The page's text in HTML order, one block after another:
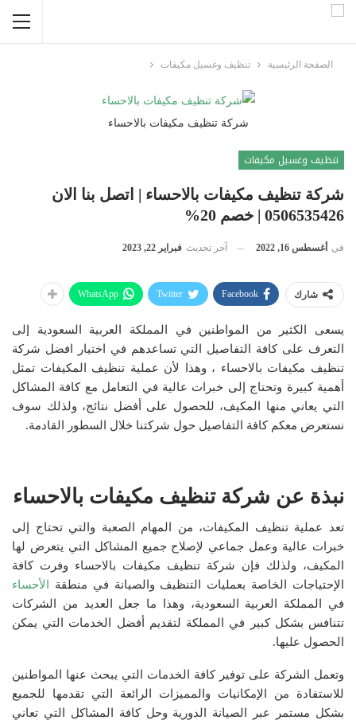
الصفحة الرئيسية تنظيف وغسيل مكيفات
شركة تنظيف مكيفات بالاحساء
تنظيف وغسيل مكيفات
شركة تنظيف مكيفات بالاحساء | اتصل بنا الان
0506535426 | خصم 20%
في أغسطس 16, 2022 آخر تحديث فبراير 22, 2023
شارك Facebook
Twitter
WhatsApp
يسعى الكثير من المواطنين في المملكة العربية السعودية إلى
التعرف على كافة التفاصيل التي تساعدهم في اختيار افضل شركة
تنظيف مكيفات بالاحساء ، وهذا لأن عملية تنظيف المكيفات تمثل
أهمية كبيرة وتحتاج إلى خبرات عالية في التعامل مع كافة المشاكل
التي يعاني منها المكيف، للحصول على أفضل نتائج، ولذلك سوف
نستعرض معكم كافة التفاصيل حول شركتنا خلال السطور القادمة.
نبذة عن شركة تنظيف مكيفات بالاحساء
تعد عملية تنظيف المكيفات، من المهام الصعبة والتي تحتاج إلى
خبرات عالية وعمل جماعي لإصلاح جميع المشاكل التي يتعرض لها
المكيف، ولذلك فإن شركة تنظيف مكيفات بالاحساء وفرت كافة
الإحتياجات الخاصة بعمليات التنظيف والصيانة في منطقة
الأحساء
في المملكة العربية السعودية، وهذا ما جعل العديد من الشركات
تتنافس بشكل كبير في المملكة لتقديم أفضل الخدمات التي يمكن
الحصول عليها.
وتعمل الشركة على توفير كافة الخدمات التي يبحث عنها المواطنين
للاستفادة من الإمكانيات والمميزات الرائعة التي تقدمها للجميع
بشكل مستمر عبر الصيانة الدورية وحل كافة المشاكل التي تعاني